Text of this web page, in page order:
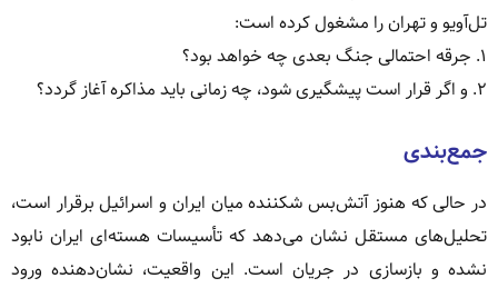
تل‌آویو و تهران را مشغول کرده است:
۱. جرقه احتمالی جنگ بعدی چه خواهد بود؟
۲. و اگر قرار است پیشگیری شود، چه زمانی باید مذاکره آغاز گردد؟
جمع‌بندی
در حالی که هنوز آتش‌بس شکننده میان ایران و اسرائیل برقرار است،
تحلیل‌های مستقل نشان می‌دهد که تأسیسات هسته‌ای ایران نابود
نشده و بازسازی در جریان است. این واقعیت، نشان‌دهنده ورود